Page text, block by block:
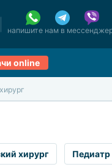
напишите нам в
online
хирург Педиатр